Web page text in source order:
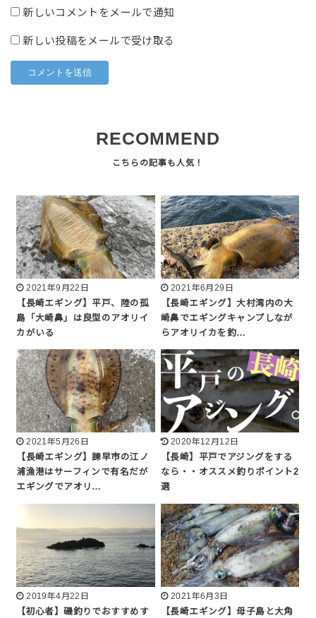
新しいコメントをメールで通知
新しい投稿をメールで受け取る
RECOMMEND
2021年9月22日
【長崎エギング】平戸、陸の孤
島「大崎鼻」は良型のアオリイ
カがいる
2021年6月29日
【長崎エギング】大村湾内の大
崎鼻でエギングキャンプしなが
らアオリイカを釣…
2021年5月26日
【長崎エギング】諫早市の江ノ
浦漁港はサーフィンで有名だが
エギングでアオリ…
2020年12月12日
【長崎】平戸でアジングをする
なら・・オススメ釣りポイント2
選
2019年4月22日
【初心者】磯釣りでおすすめす
2021年6月3日
【長崎エギング】母子島と大角